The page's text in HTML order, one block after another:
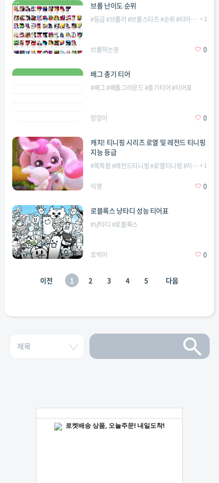
브롤 난이도 순위
#등급#브롤러 #브롤스타즈#순위 #티어리스트 +2
브롤하는분 0
배그 총기 티어
#배그#배틀그라운드#총기티어#티어표
망망이 0
캐치! 티니핑 시리즈 로열 및 레전드 티니핑
지능 등급
#똑똑함#레전드티니핑#로열티니핑 #지능 #티니핑
+1
익명 0
로블록스 냥타디 성능 티어표
#냥타디 #로블록스
호박이 0
이전 1 2 3 4 5 다음